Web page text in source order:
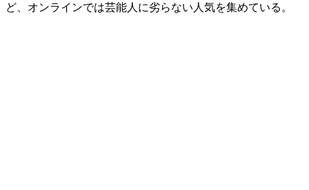
ど、オンラインでは芸能人に劣らない人気を集めている。